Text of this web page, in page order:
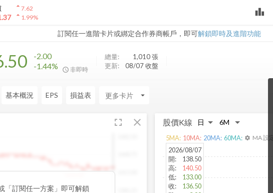
arrow_drop_up7.62
arrow_drop_up1.99% leaderboard
訂閱任一進階卡片或綁定合作券商帳戶，即可解鎖即時及進階功能
勢
-2.00
-1.44%
非即時
總量: 1,010張
更新:
08/07 收盤
基本概況 EPS 損益表 arrow_drop_down
fullscreen close
「訂閱任一方案」即可解鎖
股價K線
2026/08/07
開:
138.50
高:
140.50
低:
133.00
收:
136.50
5MA: 10MA: 20MA: 60MA: settings MA 設定